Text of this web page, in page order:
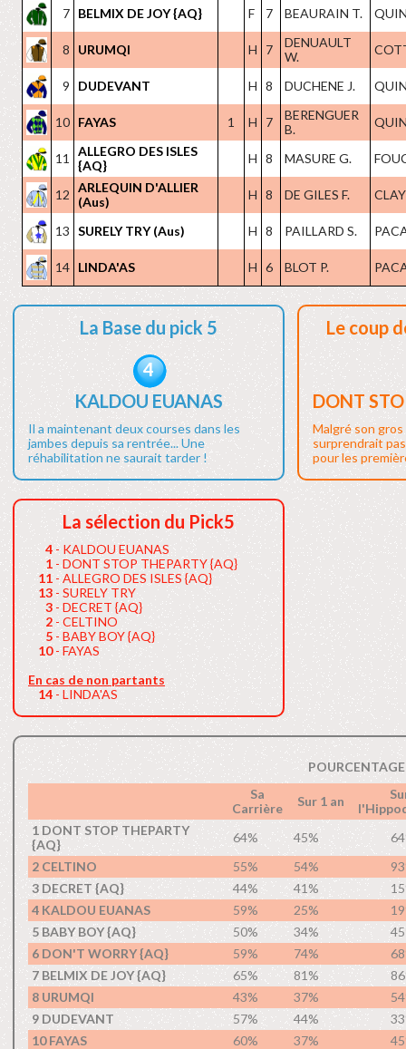
7 BELMIX DE JOY {AQ} F 7 BEAURAIN T.
8 URUMQI H 7
DENUAULT
W.
9 DUDEVANT H 8 DUCHENE J.
10 FAYAS 1 H 7
BERENGUER
B.
11
ALLEGRO DES ISLES
{AQ}
H 8 MASURE G.
12 ARLEQUIN D'ALLIER
(Aus)
H 8 DE GILES F.
13 SURELY TRY (Aus) H 8 PAILLARD S.
14 LINDA'AS H 6 BLOT P.
La Base du pick 5
4
KALDOU EUANAS
Il a maintenant deux courses dans les
jambes depuis sa rentrée... Une
réhabilitation ne saurait tarder !
Le coup
DONT
Malgré son
surprendrait
pour les
La sélection du Pick5
4- KALDOU EUANAS
1- DONT STOP THEPARTY {AQ}
11- ALLEGRO DES ISLES {AQ}
13- SURELY TRY
3- DECRET {AQ}
2- CELTINO
5- BABY BOY {AQ}
10- FAYAS
En cas de non partants
14- LINDA'AS
Sa
Carrière
Sur 1 an
1 DONT STOP THEPARTY
{AQ}
64% 45%
2 CELTINO
55% 54%
3 DECRET {AQ}
44% 41%
4 KALDOU EUANAS
59% 25%
5 BABY BOY {AQ}
50% 34%
6 DON'T WORRY {AQ}
59% 74%
7 BELMIX DE JOY {AQ}
65% 81%
8 URUMQI
43% 37%
9 DUDEVANT
57% 44%
10 FAYAS
60% 37%